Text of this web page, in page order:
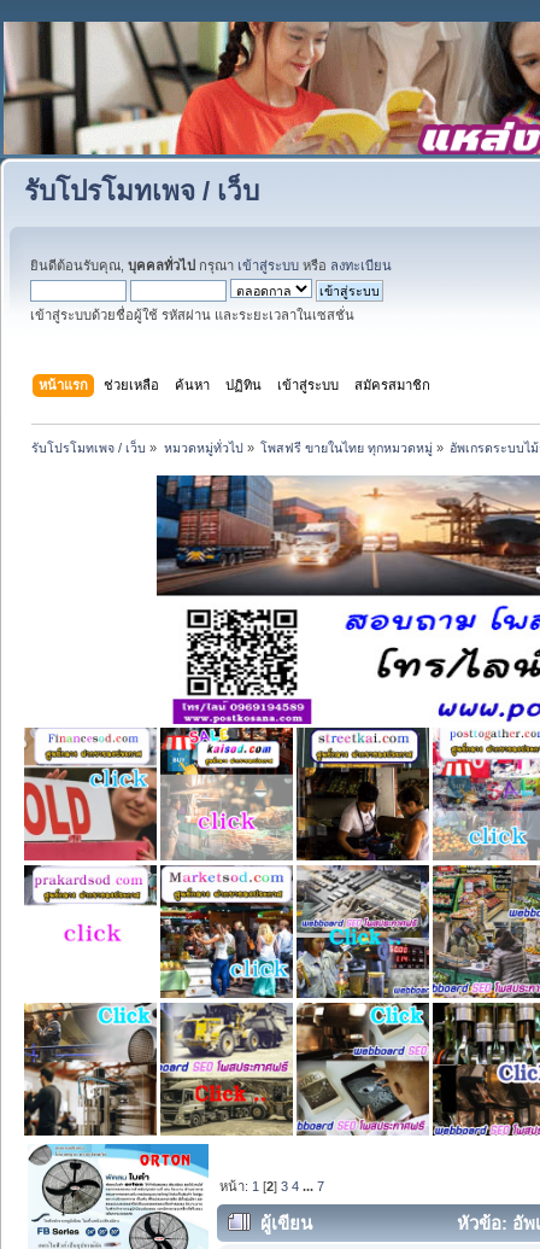
รับโปรโมทเพจ / เว็บ
ยินดีต้อนรับคุณ, บุคคลทั่วไป กรุณา เข้าสู่ระบบ หรือ ลงทะเบียน
เข้าสู่ระบบด้วยชื่อผู้ใช้ รหัสผ่าน และระยะเวลาในเซสชั่น
หน้าแรก ช่วยเหลือ ค้นหา ปฏิทิน เข้าสู่ระบบ สมัครสมาชิก
รับโปรโมทเพจ / เว็บ » หมวดหมู่ทั่วไป» โพสฟรี ขายในไทย ทุกหมวดหมู่» อัพเกรดระบบไ
หน้า: 1 [2]3 4 ...7
ผู้เขียน
หัวข้อ: อัพ